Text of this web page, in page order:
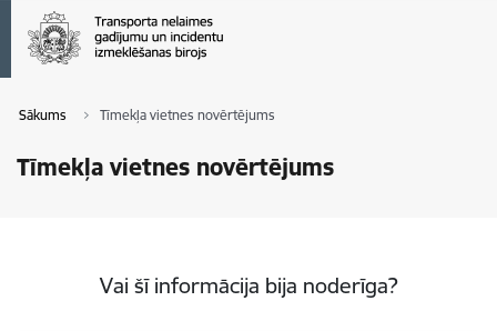
Sākums Tīmekļa vietnes novērtējums
Tīmekļa vietnes novērtējums
Vai šī informācija bija noderīga?